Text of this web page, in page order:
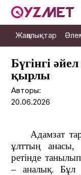
Жаңалықтар
Бүгінгі
қырлы
Авторы:
20.06.2026
Адамзат
ұлттың анасы,
ретінде
– аналық. Бұл